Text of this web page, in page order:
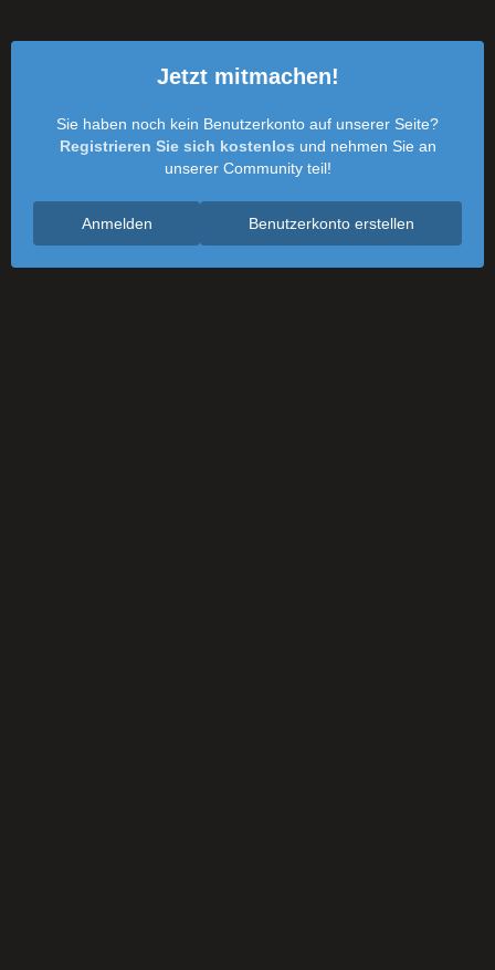
Jetzt mitmachen!
Sie haben noch kein Benutzerkonto auf unserer Seite?
Registrieren Sie sich kostenlos und nehmen Sie an
unserer Community teil!
Benutzerkonto erstellen
Anmelden